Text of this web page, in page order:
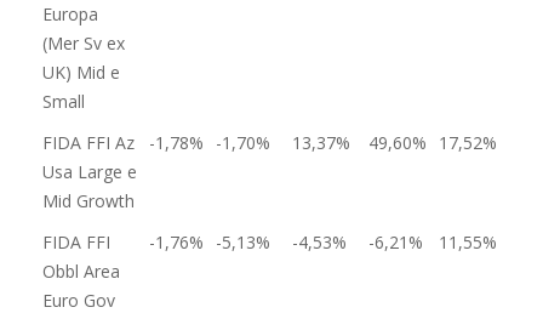
Europa
(Mer Sv ex
UK) Mid e
Small
FIDA FFI Az
Usa Large e
Mid Growth
-1,78% -1,70% 13,37% 49,60% 17,52%
FIDA FFI
Obbl Area
Euro Gov
-1,76% -5,13% -4,53% -6,21% 11,55%